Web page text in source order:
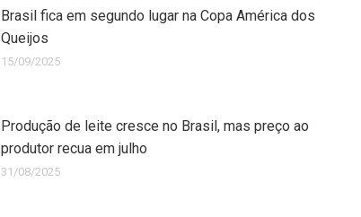
Brasil fica em segundo lugar na Copa América dos
Queijos
15/09/2025
Produção de leite cresce no Brasil, mas preço ao
produtor recua em julho
31/08/2025